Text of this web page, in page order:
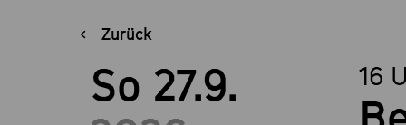
Zurück
So 27.9.
16